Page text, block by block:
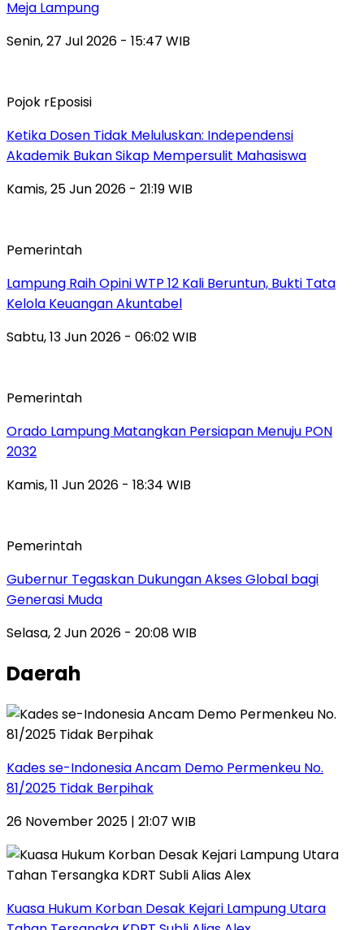
Meja Lampung
Senin, 27 Jul 2026 - 15:47 WIB
Pojok rEposisi
Ketika Dosen Tidak Meluluskan: Independensi
Akademik Bukan Sikap Mempersulit Mahasiswa
Kamis, 25 Jun 2026 - 21:19 WIB
Pemerintah
Lampung Raih Opini WTP 12 Kali Beruntun, Bukti Tata
Kelola Keuangan Akuntabel
Sabtu, 13 Jun 2026 - 06:02 WIB
Pemerintah
Orado Lampung Matangkan Persiapan Menuju PON
2032
Kamis, 11 Jun 2026 - 18:34 WIB
Pemerintah
Gubernur Tegaskan Dukungan Akses Global bagi
Generasi Muda
Selasa, 2 Jun 2026 - 20:08 WIB
Daerah
Kades se-Indonesia Ancam Demo Permenkeu No.
81/2025 Tidak Berpihak
26 November 2025 | 21:07 WIB
Kuasa Hukum Korban Desak Kejari Lampung Utara